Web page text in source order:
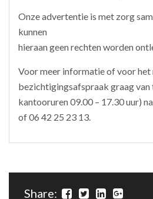
Onze advertentie is met zorg
kunnen
hieraan geen rechten worden
Voor meer informatie of voor het
bezichtigingsafspraak graag van
kantooruren 09.00 – 17.30 uur)
of 06 42 25 23 13.
Share: